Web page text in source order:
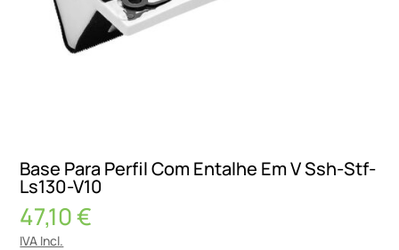
Base Para Perfil Com Entalhe Em V Ssh-Stf-
Ls130-V10
47,10€
IVA Incl.